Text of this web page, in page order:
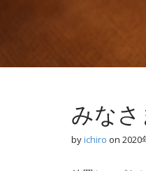
みなさ
byichiro on 2020